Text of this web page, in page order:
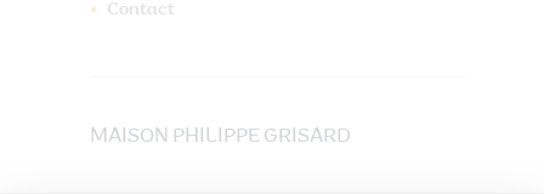
Contact
MAISON PHILIPPE GRISARD